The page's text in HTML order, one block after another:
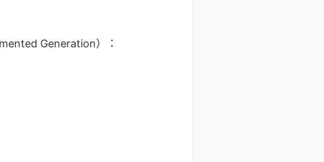
Generation）：